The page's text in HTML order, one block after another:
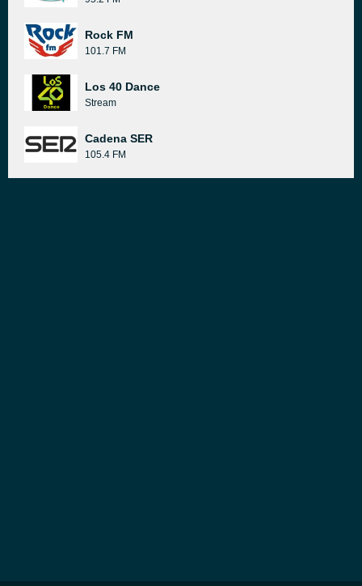
Rock FM
101.7 FM
Los 40 Dance
Stream
Cadena SER
105.4 FM